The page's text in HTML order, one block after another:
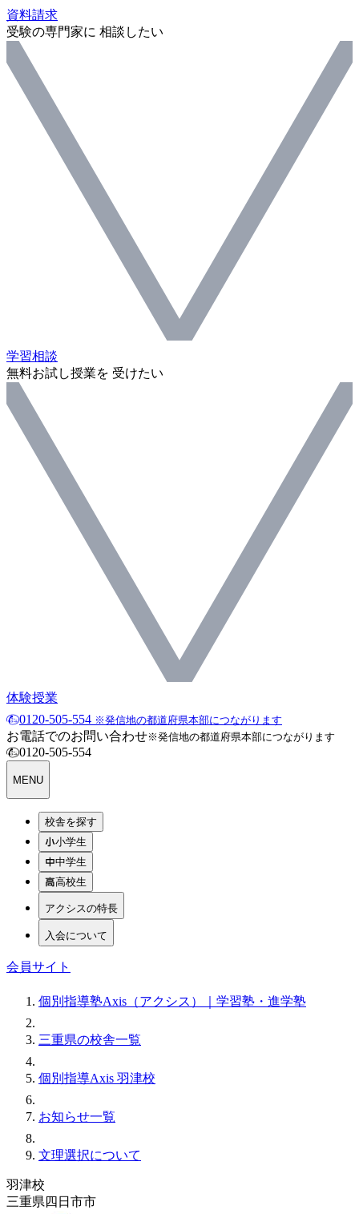
資料請求
受験の専門家に 相談したい
学習相談
無料お試し授業を 受けたい
体験授業
0120-505-554 ※発信地の都道府県本部につながります
お電話でのお問い合わせ※発信地の都道府県本部につながります
0120-505-554
MENU
校舎を探す
小学生
中学生
高校生
アクシスの特長
入会について
会員サイト
個別指導塾Axis（アクシス）｜学習塾・進学塾
三重県の校舎一覧
個別指導Axis 羽津校
お知らせ一覧
文理選択について
羽津校
三重県四日市市